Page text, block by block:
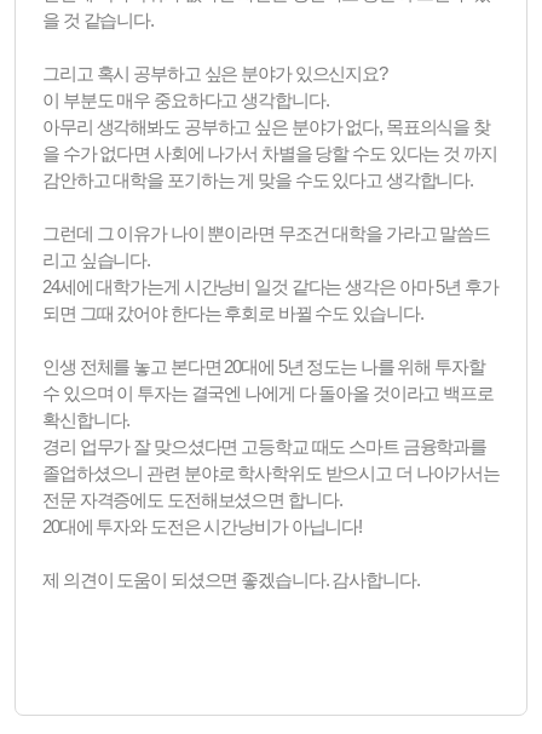
을 것 같습니다.
그리고 혹시 공부하고 싶은 분야가 있으신지요?
이 부분도 매우 중요하다고 생각합니다.
아무리 생각해봐도 공부하고 싶은 분야가 없다, 목표의식을 찾
을 수가 없다면 사회에 나가서 차별을 당할 수도 있다는 것 까지
감안하고 대학을 포기하는 게 맞을 수도 있다고 생각합니다.
그런데 그 이유가 나이 뿐이라면 무조건 대학을 가라고 말씀드
리고 싶습니다.
24세에 대학가는게 시간낭비 일것 같다는 생각은 아마 5년 후가
되면 그때 갔어야 한다는 후회로 바뀔 수도 있습니다.
인생 전체를 놓고 본다면 20대에 5년 정도는 나를 위해 투자할
수 있으며 이 투자는 결국엔 나에게 다 돌아올 것이라고 백프로
확신합니다.
경리 업무가 잘 맞으셨다면 고등학교 때도 스마트 금융학과를
졸업하셨으니 관련 분야로 학사학위도 받으시고 더 나아가서는
전문 자격증에도 도전해보셨으면 합니다.
20대에 투자와 도전은 시간낭비가 아닙니다!
제 의견이 도움이 되셨으면 좋겠습니다. 감사합니다.